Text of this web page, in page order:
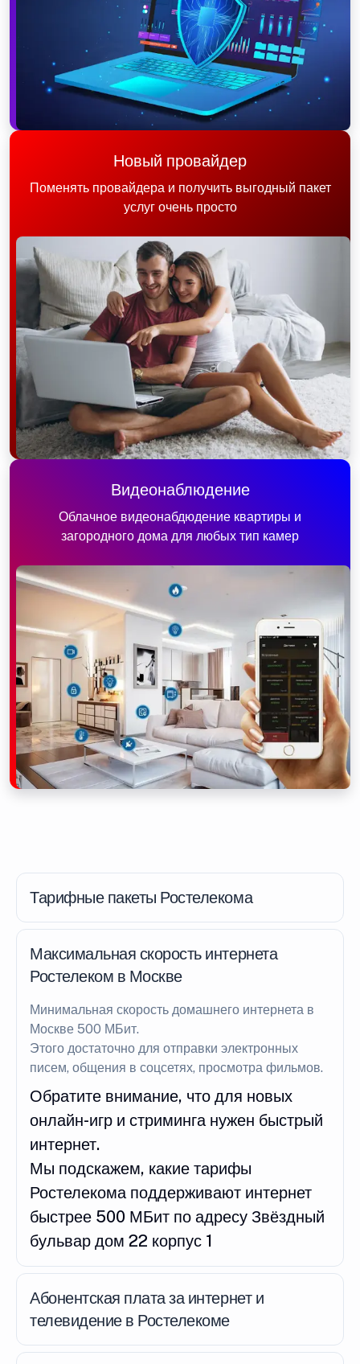
Новый провайдер
Поменять провайдера и получить выгодный пакет
услуг очень просто
Видеонаблюдение
Облачное видеонабдюдение квартиры и
загородного дома для любых тип камер
Тарифные пакеты Ростелекома
Максимальная скорость интернета
Ростелеком в Москве
Минимальная скорость домашнего интернета в
Москве 500 МБит.
Этого достаточно для отправки электронных
писем, общения в соцсетях, просмотра фильмов.
Обратите внимание, что для новых
онлайн-игр и стриминга нужен быстрый
интернет.
Мы подскажем, какие тарифы
Ростелекома поддерживают интернет
быстрее 500 МБит по адресу Звёздный
бульвар дом 22 корпус 1
Абонентская плата за интернет и
телевидение в Ростелекоме